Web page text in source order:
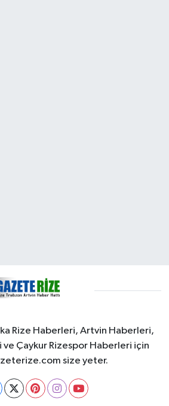
Rize Haberleri, Artvin Haberleri,
Çaykur Rizespor Haberleri için
size yeter.